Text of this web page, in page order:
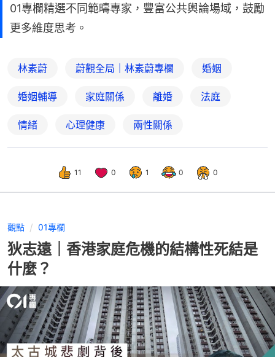
01專欄精選不同範疇專家，豐富公共輿論場域，鼓勵
更多維度思考。
林素蔚 蔚觀全局｜林素蔚專欄 婚姻
婚姻輔導 家庭關係 離婚 法庭
情緒 心理健康 兩性關係
11 0 1 0 0
觀點 01專欄
狄志遠｜香港家庭危機的結構性死結是
什麼？